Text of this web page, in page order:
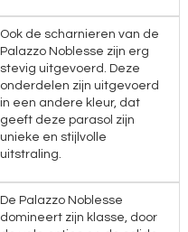
Ook de scharnieren van de
Palazzo Noblesse zijn erg
stevig uitgevoerd. Deze
onderdelen zijn uitgevoerd
in een andere kleur, dat
geeft deze parasol zijn
unieke en stijlvolle
uitstraling.
De Palazzo Noblesse
domineert zijn klasse, door